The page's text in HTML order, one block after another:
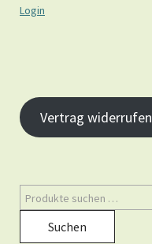
Login
Vertrag widerrufen
Suchen